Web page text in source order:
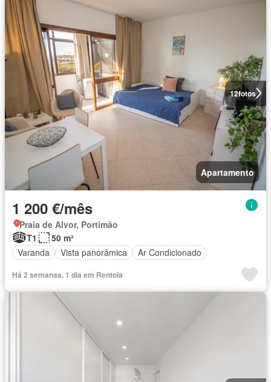
12fotos
Apartamento
1 200 €/mês
Praia de Alvor, Portimão
T1
50 m²
Varanda
Vista panorâmica Ar Condicionado
Há 2 semanas, 1 dia em Rentola